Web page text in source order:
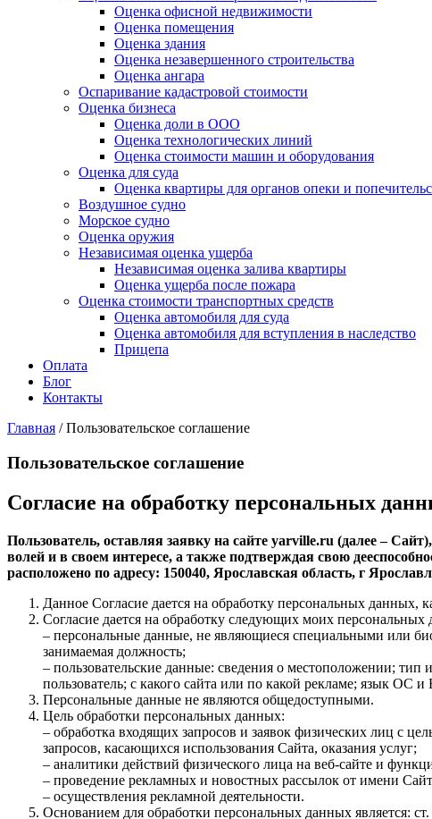
Оценка офисной недвижимости
Оценка помещения
Оценка здания
Оценка незавершенного строительства
Оценка ангара
Оспаривание кадастровой стоимости
Оценка бизнеса
Оценка доли в ООО
Оценка технологических линий
Оценка стоимости машин и оборудования
Оценка для суда
Оценка квартиры для органов опеки и
Воздушное судно
Морское судно
Оценка оружия
Независимая оценка ущерба
Независимая оценка залива квартиры
Оценка ущерба после пожара
Оценка стоимости транспортных средств
Оценка автомобиля для суда
Оценка автомобиля для вступления в наследство
Прицепа
Оплата
Блог
Контакты
Главная /Пользовательское соглашение
Пользовательское соглашение
Согласие на обработку персональных
Пользователь, оставляя заявку на сайте yarville.ru (далее –
волей и в своем интересе, а также подтверждая свою
расположено по адресу: 150040, Ярославская область, г
Данное Согласие дается на обработку персональных данных,
Согласие дается на обработку следующих моих персональных
– персональные данные, не являющиеся специальными или
занимаемая должность;
– пользовательские данные: сведения о местоположении;
пользователь; с какого сайта или по какой рекламе; язык ОС
Персональные данные не являются общедоступными.
Цель обработки персональных данных:
– обработка входящих запросов и заявок физических лиц с
запросов, касающихся использования Сайта, оказания услуг;
– аналитики действий физического лица на веб-сайте и
– проведение рекламных и новостных рассылок от имени
– осуществления рекламной деятельности.
Основанием для обработки персональных данных является: